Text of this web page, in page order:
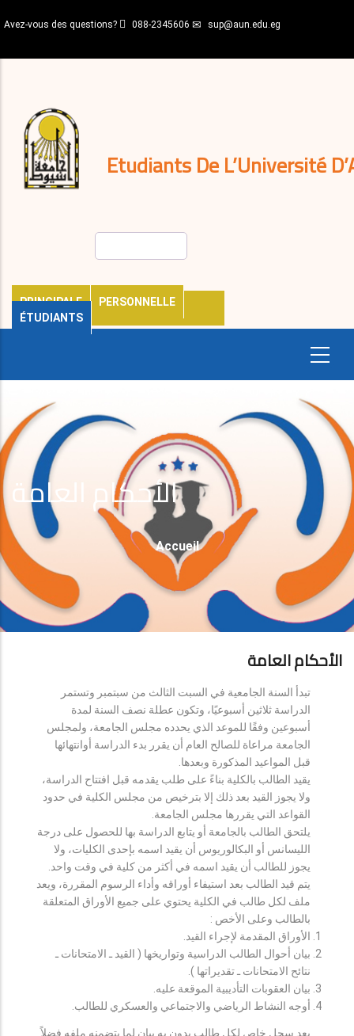
au
principal
Avez-vous des questions? 088-2345606 sup@aun.edu.eg
Etudiants De L’Université
PRINCIPALE
PERSONNELLE
ÉTUDIANTS
décisions
Expatriés
Journal
الأحكام العامة
Fil
D'Ariane
Accueil
الأحكام العامة
تبدأ السنة الجامعية في السبت الثالث من سبتمبر وتستمر
الدراسة ثلاثين أسبوعيًا، وتكون عطلة نصف السنة لمدة
أسبوعين وفقًا للموعد الذي يحدده مجلس الجامعة، ولمجلس
الجامعة مراعاة للصالح العام أن يقرر بدء الدراسة أوانتهائها
قبل المواعيد المذكورة وبعدها.
يقيد الطالب بالكلية بناءً على طلب يقدمه قبل افتتاح الدراسة،
ولا يجوز القيد بعد ذلك إلا بترخيص من مجلس الكلية في حدود
القواعد التي يقررها مجلس الجامعة.
يلتحق الطالب بالجامعة أو يتابع الدراسة بها للحصول على درجة
الليسانس أو البكالوريوس أن يقيد اسمه بإحدى الكليات، ولا
يجوز للطالب أن يقيد اسمه في أكثر من كلية في وقت واحد.
يتم قيد الطالب بعد استيفاء أوراقه وأداء الرسوم المقررة، ويعد
ملف لكل طالب في الكلية يحتوي على جميع الأوراق المتعلقة
بالطالب وعلى الأخص :
الأوراق المقدمة لإجراء القيد.
بيان أحوال الطالب الدراسية وتواريخها ( القيد ـ الامتحانات ـ
نتائح الامتحانات ـ تقديراتها ).
بيان العقوبات التأديبية الموقعة عليه.
أوجه النشاط الرياضي والاجتماعي والعسكري للطالب.
يعد سجل خاص لكل طالب يدون به بيان لما يتضمنه ملفه فضلاً